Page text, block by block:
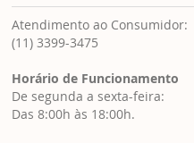
Atendimento ao Consumidor:
(11) 3399-3475
Horário de Funcionamento
De segunda a sexta-feira:
Das 8:00h às 18:00h.